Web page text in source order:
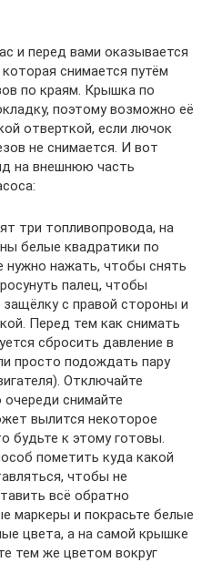
и перед вами оказывается
снимается путём
по краям. Крышка по
поэтому возможно её
отверткой, если лючок
не снимается. И вот
на внешнюю часть
три топливопровода, на
белые квадратики по
нажать, чтобы снять
палец, чтобы
с правой стороны и
Перед тем как снимать
сбросить давление в
просто подождать пару
Отключайте
очереди снимайте
вылится некоторое
будьте к этому готовы.
пометить куда какой
чтобы не
всё обратно
маркеры и покрасьте белые
цвета, а на самой крышке
тем же цветом вокруг